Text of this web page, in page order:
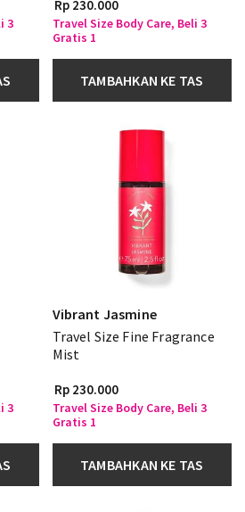
3
Rp 230.000
Travel Size Body Care, Beli 3
Gratis 1
TAMBAHKAN KE TAS
3
Vibrant Jasmine
Travel Size Fine Fragrance
Mist
Rp 230.000
Travel Size Body Care, Beli 3
Gratis 1
TAMBAHKAN KE TAS